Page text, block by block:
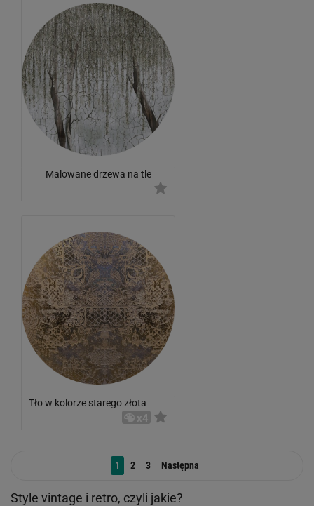
Malowane drzewa na tle
Tło w kolorze starego złota
x4
1 2 3 Następna
Style vintage i retro, czyli jakie?